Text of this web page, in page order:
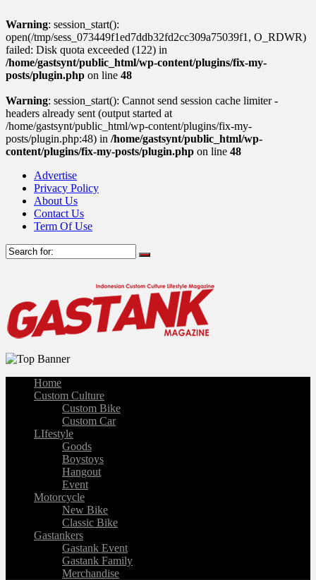
Warning: session_start():
open(/tmp/sess_073449f1ed7ddb32fd2cc309a75039f1, O_RDWR)
failed: Disk quota exceeded (122) in
/home/gastsynt/public_html/wp-content/plugins/fix-my-
posts/plugin.php on line 48
Warning: session_start(): Cannot send session cache limiter -
headers already sent (output started at
/home/gastsynt/public_html/wp-content/plugins/fix-my-
posts/plugin.php:48) in /home/gastsynt/public_html/wp-
content/plugins/fix-my-posts/plugin.php on line 48
Advertise
Privacy Policy
About Us
Contact Us
Term Of Use
Home
Custom Culture
Custom Bike
Custom Car
LIfestyle
Goods
Boystoys
Hangout
Event
Motorcycle
New Bike
Classic Bike
Gastankers
Gastank Event
Gastank Family
Merchandise